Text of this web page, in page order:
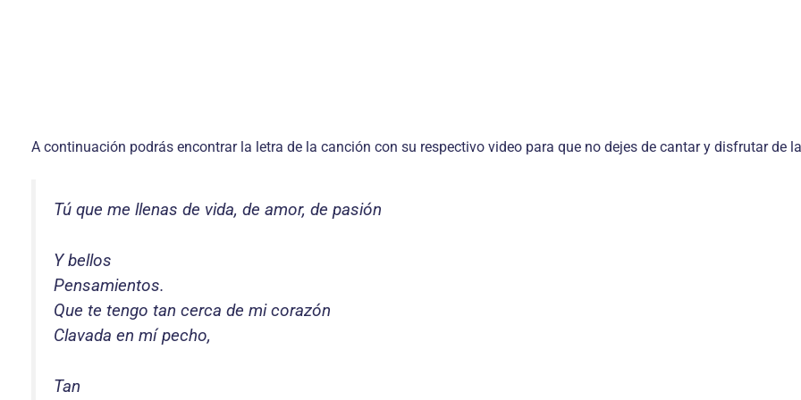
A continuación podrás encontrar la letra de la canción con su respectivo video para que no dejes de cantar y disfrutar de
Tú que me llenas de vida, de amor, de pasión
Y bellos
Pensamientos.
Que te tengo tan cerca de mi corazón
Clavada en mí pecho,
Tan